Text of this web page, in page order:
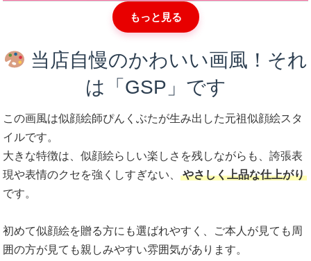
もっと見る
当店自慢のかわいい画風！それ
は「GSP」です
この画風は似顔絵師ぴんくぶたが生み出した元祖似顔絵スタ
イルです。
大きな特徴は、似顔絵らしい楽しさを残しながらも、誇張表
現や表情のクセを強くしすぎない、
やさしく上品な仕上がり
です。
初めて似顔絵を贈る方にも選ばれやすく、ご本人が見ても周
囲の方が見ても親しみやすい雰囲気があります。